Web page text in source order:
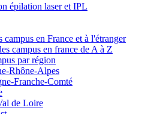
épilation laser et IPL
campus en France et à l'étranger
campus en france de A à Z
par région
Rhône-Alpes
Franche-Comté
de Loire